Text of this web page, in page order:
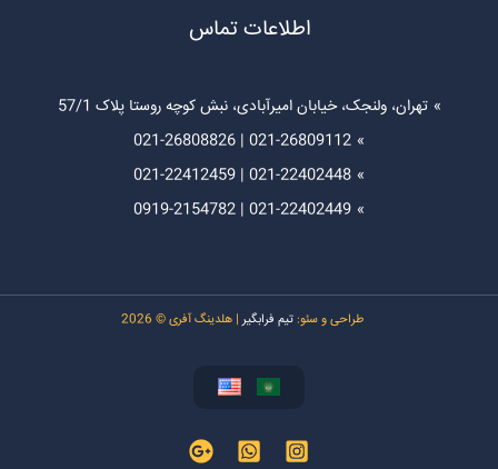
اطلاعات تماس
تهران، ولنجک، خیابان امیرآبادی، نبش کوچه روستا پلاک 57/1
021-26809112
|
021-26808826
021-22402448
|
021-22412459
021-22402449
|
0919-2154782
طراحی و سئو:تیم فرابگیر | هلدینگ آفری © 2026